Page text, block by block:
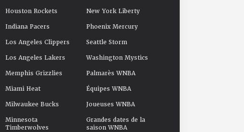
Houston Rockets
Indiana Pacers
Los Angeles Clippers
Los Angeles Lakers
Memphis Grizzlies
Miami Heat
Milwaukee Bucks
Minnesota
Timberwolves
New York Liberty
Phoenix Mercury
Seattle Storm
Washington Mystics
Palmarès WNBA
Équipes WNBA
Joueuses WNBA
Grandes dates de la
saison WNBA